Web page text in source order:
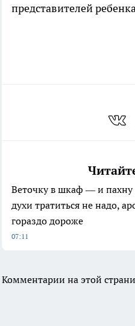
представителей
Веточку в шкаф — и пахну
духи тратиться не надо,
гораздо дороже
07:11
Комментарии на этой